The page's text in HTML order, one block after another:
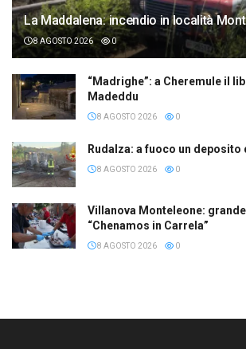
La Maddalena: incendio in località
8 AGOSTO 2026 0
“Madrighe”: a Cheremule il
Madeddu
8 AGOSTO 2026 0
Rudalza: a fuoco un
8 AGOSTO 2026 0
Villanova Monteleone:
“Chenamos in Carrela”
8 AGOSTO 2026 0